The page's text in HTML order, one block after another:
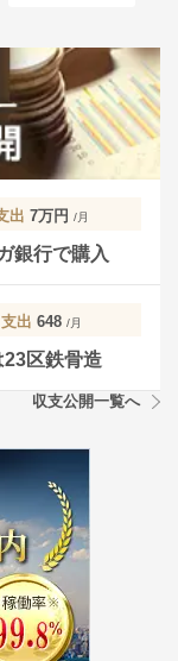
出 7万円 /月
銀行で購入
支出 648 /月
区鉄骨造
収支公開一覧へ